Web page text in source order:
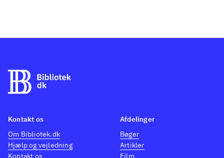
Kontakt os
Om Bibliotek.dk
Hjælp og vejledning
Kontakt os
Afdelinger
Bøger
Artikler
Film